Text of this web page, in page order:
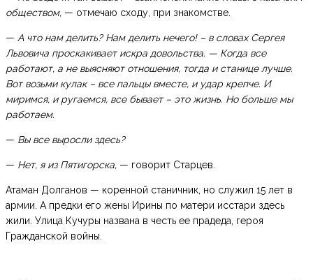
обществом, — отмечаю сходу, при знакомстве.
— А что нам делить? Нам делить нечего! – в словах Сергея
Львовича проскакивает искра довольства. — Когда все
работают, а не выясняют отношения, тогда и станице лучше.
Вот возьми кулак – все пальцы вместе, и удар крепче. И
миримся, и ругаемся, все бывает – это жизнь. Но больше мы
работаем.
— Вы все выросли здесь?
— Нет, я из Пятигорска, — говорит Старцев.
Атаман Долганов — коренной станичник, но служил 15 лет в
армии. А предки его жены Ирины по матери исстари здесь
жили. Улица Кучуры названа в честь ее прадеда, героя
Гражданской войны.